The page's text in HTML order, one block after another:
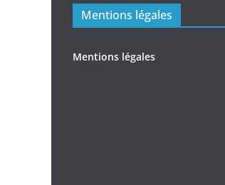
Mentions légales
Mentions légales